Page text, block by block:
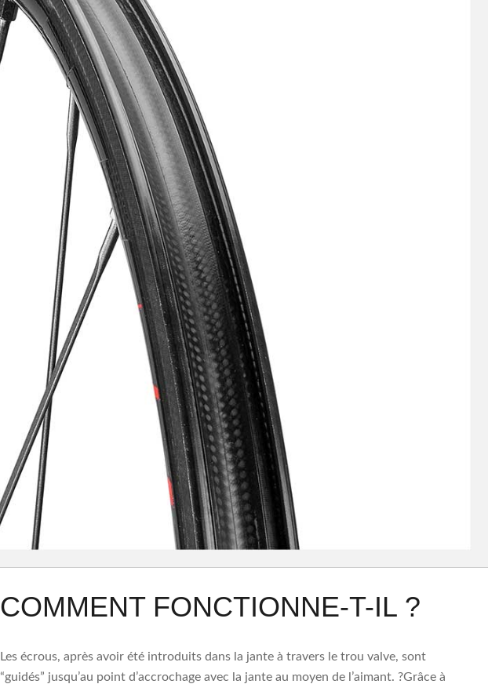
COMMENT FONCTIONNE-T-IL ?
Les écrous, après avoir été introduits dans la jante à travers le trou valve, sont
“guidés” jusqu’au point d’accrochage avec la jante au moyen de l’aimant. ?Grâce à